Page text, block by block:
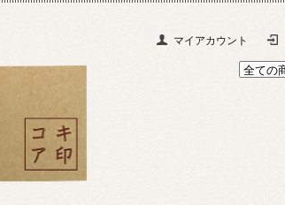
マイアカウント